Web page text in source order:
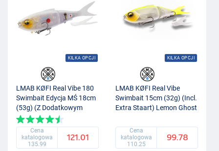
KILKA OPCJI
LMAB KØFI Real Vibe 180
Swimbait Edycja MŚ 18cm
(53g) (Z Dodatkowym
Ogonem) Japan
Cena
katalogowa
135.99
121.01
KILKA OPCJI
LMAB KØFI Real Vibe
Swimbait 15cm (32g) (Incl.
Extra Staart) Lemon Ghost
Cena
katalogowa
110.25
99.78